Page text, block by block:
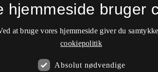
hjemmeside bruger
at bruge vores hjemmeside giver du
cookiepolitik
Absolut nødvendige